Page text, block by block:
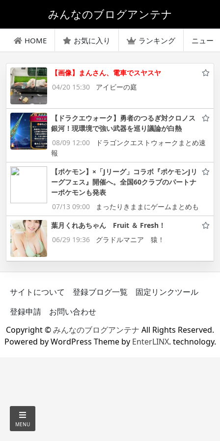
みんなのブログアンテナ
HOME お気に入り ランキング ニュー
【画像】まんさん、電車でスヤスヤ
04/20 15:30
アイビーの庭
【ドラクエウォーク】勇者のつるぎ対クロノス
銀河！現環境で強い武器を巡り議論が白熱
08/09 12:00
ドラゴンクエストウォークまとめ速
報
【ポケモン】×「Jリーグ」コラボ『ポケモンJリ
ーグフェス』開催へ。全国60クラブのパートナ
ーポケモンも発表
07/13 09:00
まったりきままにゲームまとめも
葉月くれあちゃん Fruit ＆ Fresh！
06/29 19:36
グラドルマニア 猿！
サイトについて 登録ブログ一覧
固定リンクツール
登録申請
お問い合わせ
Copyright ©みんなのブログアンテナ All Rights Reserved.
Powered by WordPress Theme by EnterLINX. technology.
MENU